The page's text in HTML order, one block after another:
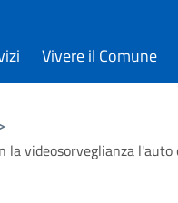
Vivere il Comune
la videosorveglianza